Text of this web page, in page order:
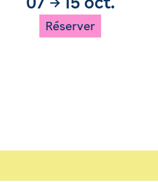
Réserver